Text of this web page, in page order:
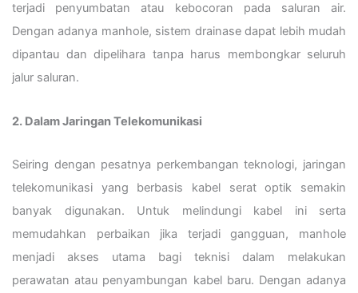
terjadi penyumbatan atau kebocoran pada saluran air.
Dengan adanya manhole, sistem drainase dapat lebih mudah
dipantau dan dipelihara tanpa harus membongkar seluruh
jalur saluran.
2. Dalam Jaringan Telekomunikasi
Seiring dengan pesatnya perkembangan teknologi, jaringan
telekomunikasi yang berbasis kabel serat optik semakin
banyak digunakan. Untuk melindungi kabel ini serta
memudahkan perbaikan jika terjadi gangguan, manhole
menjadi akses utama bagi teknisi dalam melakukan
perawatan atau penyambungan kabel baru. Dengan adanya